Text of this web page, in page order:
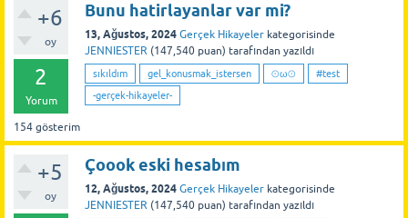
+6
oy
2
Yorum
154 gösterim
Bunu hatirlayanlar var mi?
13, Ağustos, 2024 Gerçek Hikayeler kategorisinde
JENNIESTER (147,540 puan) tarafından yazıldı
sıkıldım gel_konusmak_istersen ⊙ω⊙
#test
-gerçek-hikayeler-
+5
oy
Çoook eski hesabım
12, Ağustos, 2024 Gerçek Hikayeler kategorisinde
JENNIESTER (147,540 puan) tarafından yazıldı